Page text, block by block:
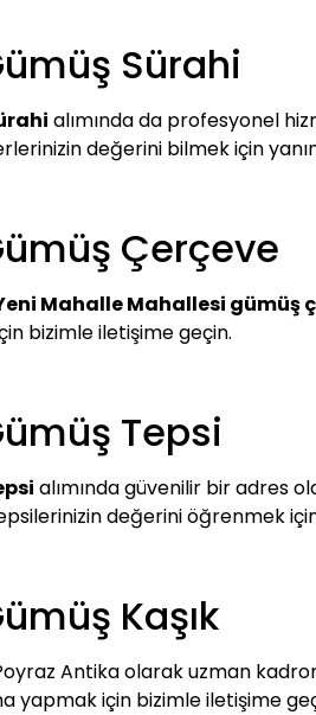
Sürahi
alımında da profesyonel
değerini bilmek için
Çerçeve
Mahalle Mahallesi gümüş
bizimle iletişime geçin.
Tepsi
alımında güvenilir bir adres
değerini öğrenmek
Kaşık
Antika olarak uzman
yapmak için bizimle iletişime